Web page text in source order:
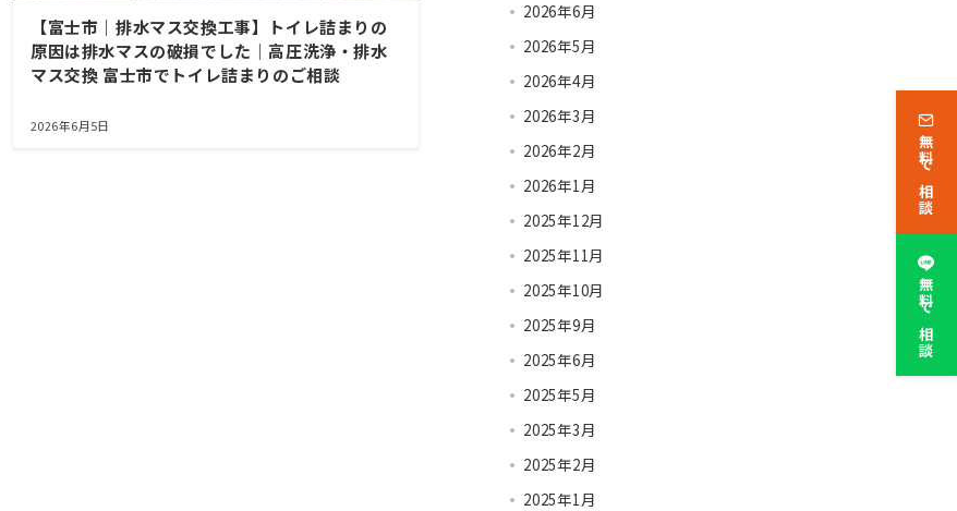
【富士市｜排水マス交換工事】トイレ詰まりの
原因は排水マスの破損でした｜高圧洗浄・排水
マス交換 富士市でトイレ詰まりのご相談
2026年6月5日
2026年6月
2026年5月
2026年4月
2026年3月
2026年2月
2026年1月
2025年12月
2025年11月
2025年10月
2025年9月
2025年6月
2025年5月
2025年3月
2025年2月
2025年1月
無料で相談
無料で相談